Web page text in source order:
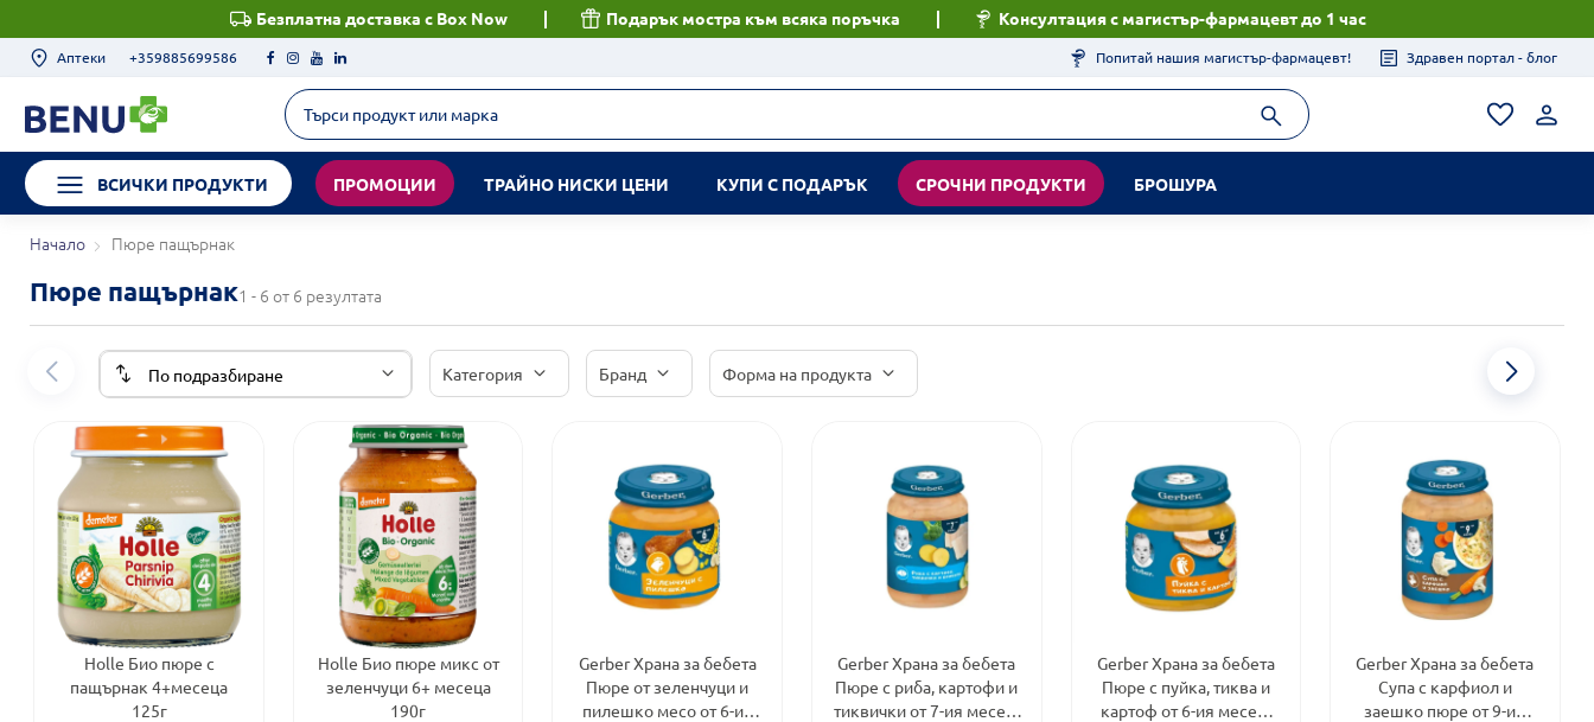
Безплатна доставка с Box Now Подарък мостра към всяка поръчка Консултация с магистър-фармацевт до 1 час
Аптеки +359885699586 Попитай нашия магистър-фармацевт! Здравен портал - блог
ВСИЧКИ ПРОДУКТИ ПРОМОЦИИ ТРАЙНО НИСКИ ЦЕНИ КУПИ С ПОДАРЪК СРОЧНИ ПРОДУКТИ БРОШУРА
Начало Пюре пащърнак
Пюре пащърнак1 - 6 от 6 резултата
Категория Бранд Форма на продукта
Holle Био пюре с
пащърнак 4+месеца
125г
Holle Био пюре микс от
зеленчуци 6+ месеца
190г
Gerber Храна за бебета
Пюре от зеленчуци и
пилешко месо от 6-ия
Gerber Храна за бебета
Пюре с риба, картофи и
тиквички от 7-ия месец,
Gerber Храна за бебета
Пюре с пуйка, тиква и
картоф от 6-ия месец,
Gerber Храна за бебета
Супа с карфиол и
заешко пюре от 9-ия